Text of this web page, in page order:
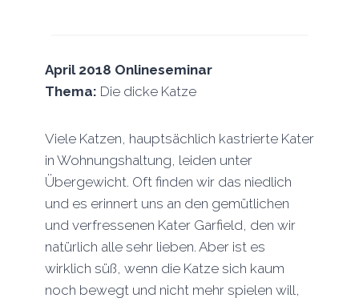
April 2018 Onlineseminar
Thema: Die dicke Katze
Viele Katzen, hauptsächlich kastrierte Kater
in Wohnungshaltung, leiden unter
Übergewicht. Oft finden wir das niedlich
und es erinnert uns an den gemütlichen
und verfressenen Kater Garfield, den wir
natürlich alle sehr lieben. Aber ist es
wirklich süß, wenn die Katze sich kaum
noch bewegt und nicht mehr spielen will,